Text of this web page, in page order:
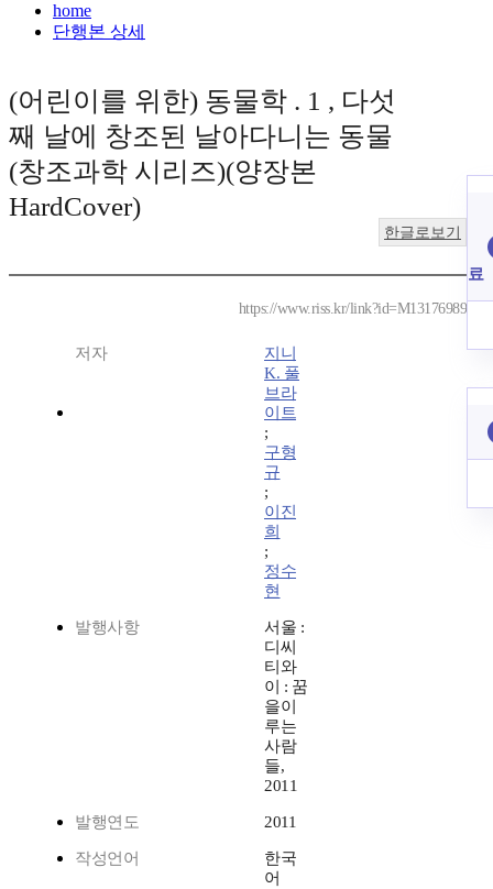
home
단행본 상세
(어린이를 위한) 동물학 . 1 , 다섯
째 날에 창조된 날아다니는 동물
(창조과학 시리즈)(양장본
HardCover)
한글로보기
https://www.riss.kr/link?id=M13176989
저자
지니
K. 풀
브라
이트
;
구형
규
;
이진
희
;
정수
현
발행사항
서울 :
디씨
티와
이 : 꿈
을이
루는
사람
들,
2011
발행연도 2011
작성언어
한국
어
료